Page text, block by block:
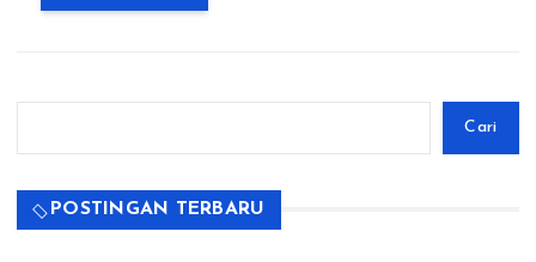
Cari
POSTINGAN TERBARU